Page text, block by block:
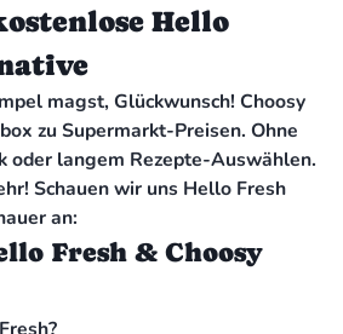
Hello
magst, Glückwunsch! Choosy
zu Supermarkt-Preisen. Ohne
oder langem Rezepte-Auswählen.
Schauen wir uns Hello Fresh
an:
Fresh & Choosy